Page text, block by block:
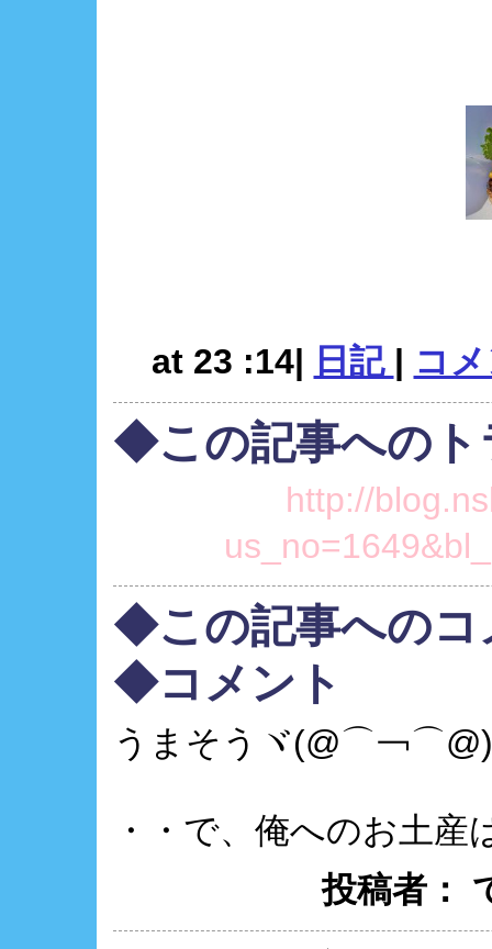
at 23 :14| 日記 | コ
◆この記事へのト
http://
◆この記事へのコ
◆コメント
うまそうヾ(@⌒￢
・・で、俺へのお土
投稿者：